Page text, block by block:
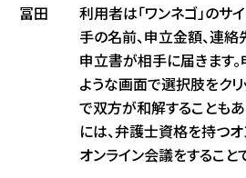
冨田
利用者は「ワンネゴ」のサ
手の名前、申立金額、連
申立書が相手に届きます。
ような画面で選択肢をク
で双方が和解することも
には、弁護士資格を持つ
オンライン会議をすること